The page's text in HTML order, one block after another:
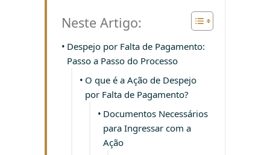
Neste Artigo:
Despejo por Falta de Pagamento:
Passo a Passo do Processo
O que é a Ação de Despejo
por Falta de Pagamento?
Documentos Necessários
para Ingressar com a
Ação